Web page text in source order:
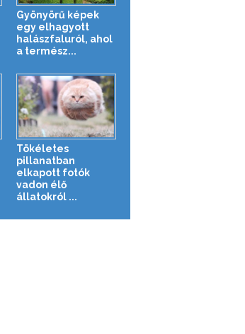
Gyönyörű képek
egy elhagyott
halászfaluról, ahol
a termész...
Tökéletes
pillanatban
elkapott fotók
vadon élő
állatokról ...